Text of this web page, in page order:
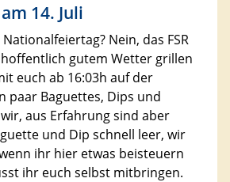
14. Juli
Nein, das FSR
gutem Wetter grillen
euch ab 16:03h auf der
paar Baguettes, Dips und
aus Erfahrung sind aber
und Dip schnell leer, wir
ihr hier etwas beisteuern
ihr euch selbst mitbringen.